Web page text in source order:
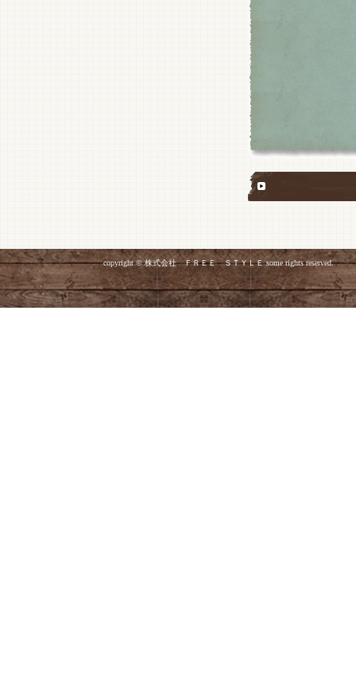
copyright © 株式会社 ＦＲＥＥ ＳＴＹＬＥ some rights reserved.